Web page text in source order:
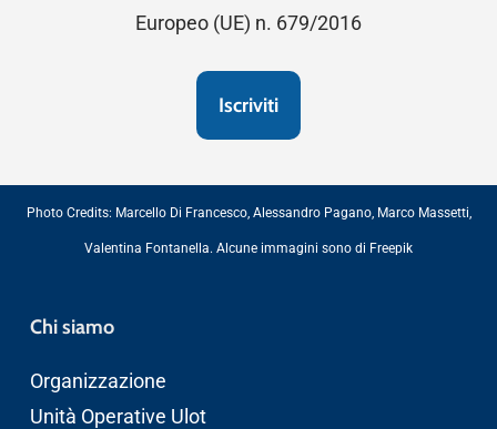
Europeo (UE) n. 679/2016
Photo Credits: Marcello Di Francesco, Alessandro Pagano, Marco Massetti,
Valentina Fontanella. Alcune immagini sono di Freepik
Chi siamo
Organizzazione
Unità Operative Ulot